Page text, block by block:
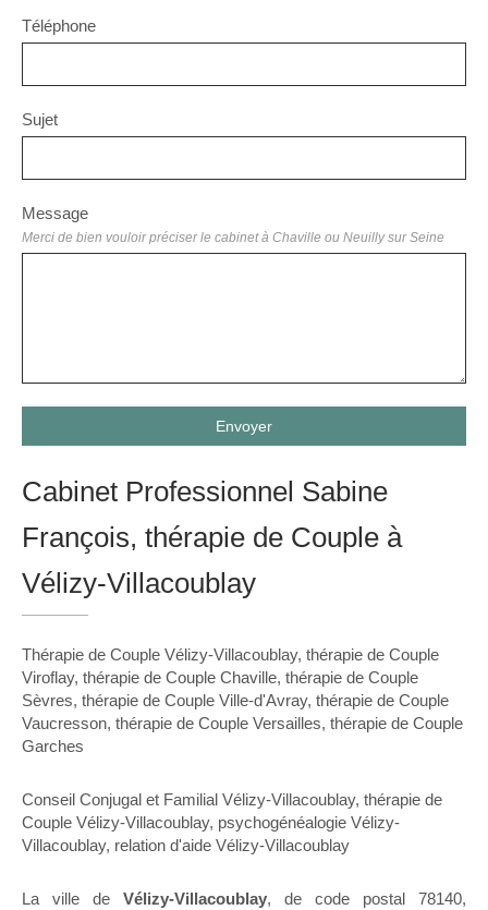
Téléphone
Sujet
Message
Merci de bien vouloir préciser le cabinet à Chaville ou Neuilly sur Seine
Envoyer
Cabinet Professionnel Sabine
François, thérapie de Couple à
Vélizy-Villacoublay
Thérapie de Couple Vélizy-Villacoublay, thérapie de Couple
Viroflay, thérapie de Couple Chaville, thérapie de Couple
Sèvres, thérapie de Couple Ville-d'Avray, thérapie de Couple
Vaucresson, thérapie de Couple Versailles, thérapie de Couple
Garches
Conseil Conjugal et Familial Vélizy-Villacoublay, thérapie de
Couple Vélizy-Villacoublay, psychogénéalogie Vélizy-
Villacoublay, relation d'aide Vélizy-Villacoublay
La ville de Vélizy-Villacoublay, de code postal 78140,